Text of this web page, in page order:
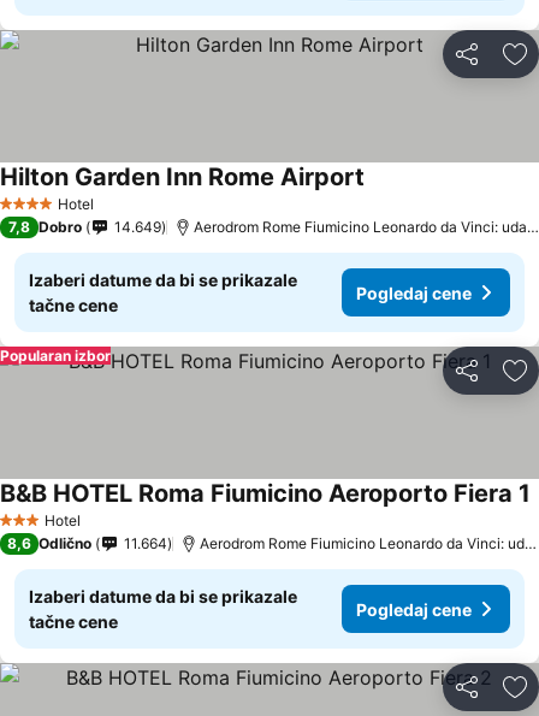
Deli
4 ZvezdiceHotel
Hilton Garden Inn Rome Airport
7,8 Dobro 14.649 Aerodrom Rome Fiumicino Leonardo da Vinci: udaljenost 2.2 km
Izaberi datume da bi se prikazale
tačne cene
Pogledaj cene
Deli
Popularan izbor
3 Zvezdice
Hotel
B&B HOTEL Roma Fiumicino Aeroporto Fiera 1
8,6 Odlično 11.664 Aerodrom Rome Fiumicino Leonardo da Vinci: udaljenost 4.0 km
Izaberi datume da bi se prikazale
tačne cene
Pogledaj cene
Deli